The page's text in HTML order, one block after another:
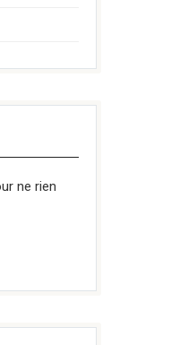
ne rien